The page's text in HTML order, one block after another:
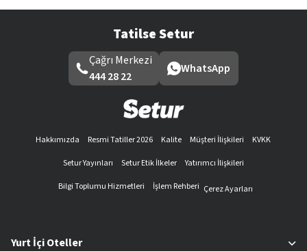
Tatilse Setur
Çağrı Merkezi
444 28 22
WhatsApp
Hakkımızda Resmi Tatiller 2026 Kalite Müşteri İlişkileri
KVKK
Setur Yayınları
Setur Etik İlkeler
Yatırımcı İlişkileri
Bilgi Toplumu Hizmetleri
İşlem Rehberi Çerez Ayarları
Yurt İçi Oteller